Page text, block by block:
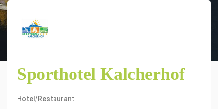
Sporthotel Kalcherhof
Hotel/Restaurant